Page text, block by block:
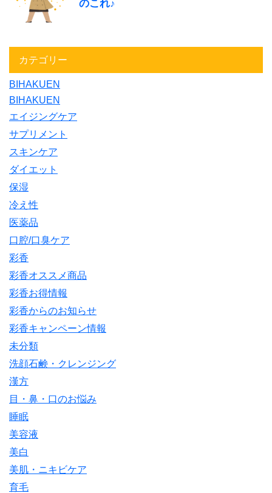
のこれ♪
カテゴリー
BIHAKUEN
BIHAKUEN
エイジングケア
サプリメント
スキンケア
ダイエット
保湿
冷え性
医薬品
口腔/口臭ケア
彩香
彩香オススメ商品
彩香お得情報
彩香からのお知らせ
彩香キャンペーン情報
未分類
洗顔石鹸・クレンジング
漢方
目・鼻・口のお悩み
睡眠
美容液
美白
美肌・ニキビケア
育毛